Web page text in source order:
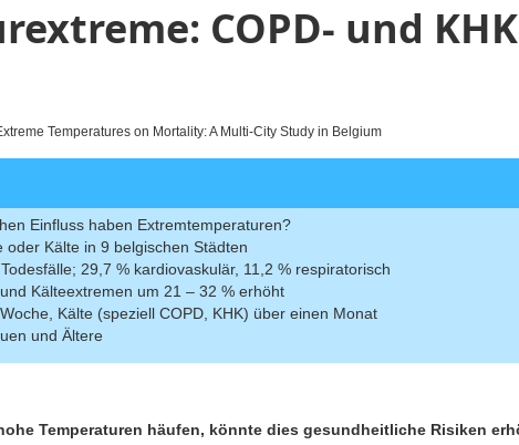
COPD- und
Temperatures on Mortality: A Multi-City Study in Belgium
Einfluss haben Extremtemperaturen?
oder Kälte in 9 belgischen Städten
29,7 % kardiovaskulär, 11,2 % respiratorisch
Kälteextremen um 21 – 32 % erhöht
Kälte (speziell COPD, KHK) über einen Monat
und Ältere
Temperaturen häufen, könnte dies gesundheitliche Risiken